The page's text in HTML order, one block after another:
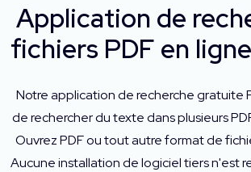
Application de
fichiers PDF en
Notre application de recherche gratuite
de rechercher du texte dans plusieurs
Ouvrez PDF ou tout autre format de
Aucune installation de logiciel tiers n'est